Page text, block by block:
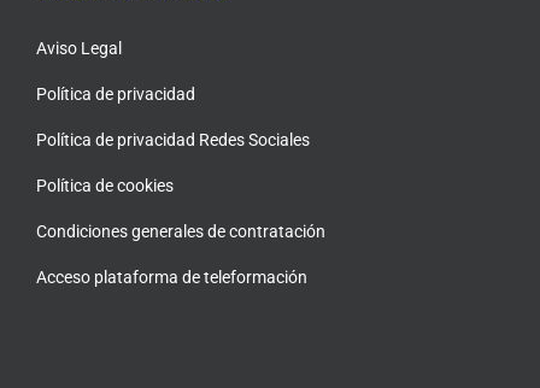
Aviso Legal
Política de privacidad
Política de privacidad Redes Sociales
Política de cookies
Condiciones generales de contratación
Acceso plataforma de teleformación